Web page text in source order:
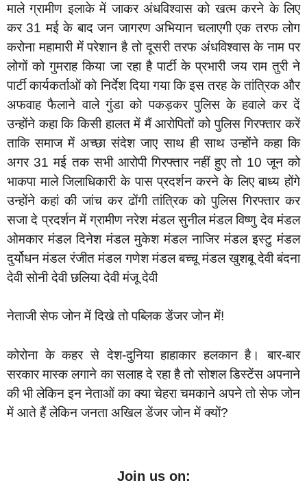
माले ग्रामीण इलाके में जाकर अंधविश्वास को खत्म करने के लिए
कर 31 मई के बाद जन जागरण अभियान चलाएगी एक तरफ लोग
करोना महामारी में परेशान है तो दूसरी तरफ अंधविश्वास के नाम पर
लोगों को गुमराह किया जा रहा है पार्टी के प्रभारी जय राम तुरी ने
पार्टी कार्यकर्ताओं को निर्देश दिया गया कि इस तरह के तांत्रिक और
अफवाह फैलाने वाले गुंडा को पकड़कर पुलिस के हवाले कर दें
उन्होंने कहा कि किसी हालत में मैं आरोपितों को पुलिस गिरफ्तार करें
ताकि समाज में अच्छा संदेश जाए साथ ही साथ उन्होंने कहा कि
अगर 31 मई तक सभी आरोपी गिरफ्तार नहीं हुए तो 10 जून को
भाकपा माले जिलाधिकारी के पास प्रदर्शन करने के लिए बाध्य होंगे‌
उन्होंने कहां की जांच कर ढोंगी तांत्रिक को पुलिस गिरफ्तार कर
सजा दे प्रदर्शन में ग्रामीण नरेश मंडल सुनील मंडल विष्णु देव मंडल
ओमकार मंडल दिनेश मंडल मुकेश मंडल नाजिर मंडल इस्टु मंडल
दुर्योधन मंडल रंजीत मंडल गणेश मंडल बच्चू मंडल खुशबू देवी बंदना
देवी सोनी देवी छलिया देवी मंजू देवी
नेताजी सेफ जोन में दिखे तो पब्लिक डेंजर जोन में!
कोरोना के कहर से देश-दुनिया हाहाकार हलकान है। बार-बार
सरकार मास्क लगाने का सलाह दे रहा है तो सोशल डिस्टेंस अपनाने
की भी लेकिन इन नेताओं का क्या चेहरा चमकाने अपने तो सेफ जोन
में आते हैं लेकिन जनता अखिल डेंजर जोन में क्यों?
Join us on: